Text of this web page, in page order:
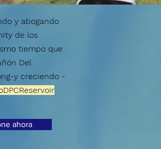
y abogando
de los
tiempo que
Del
y creciendo -
ahora